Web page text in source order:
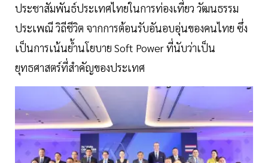
ประชาสัมพันธ์ประเทศไทยในการท่องเที่ยว วัฒนธรรม
ประเพณี วิถีชีวิต จากการต้อนรับอันอบอุ่นของคนไทย ซึ่ง
เป็นการเน้นย้ำนโยบาย Soft Power ที่นับว่าเป็น
ยุทธศาสตร์ที่สำคัญของประเทศ